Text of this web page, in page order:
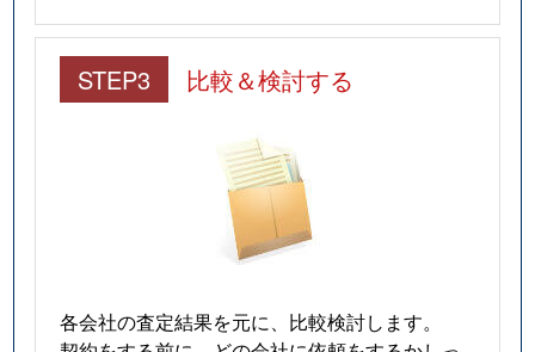
STEP3 比較＆検討する
各会社の査定結果を元に、比較検討します。